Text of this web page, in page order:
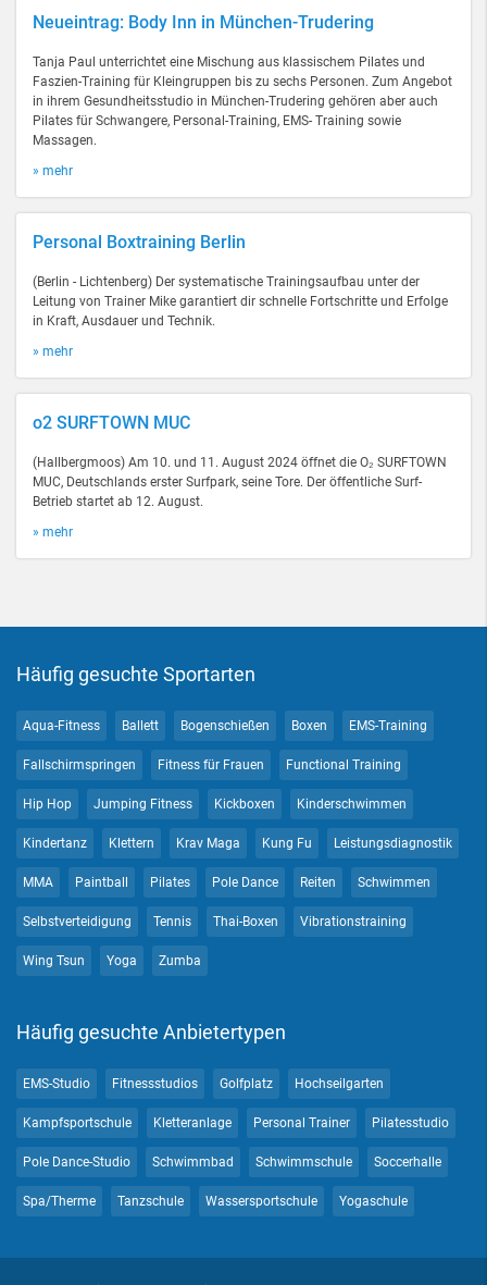
Neueintrag: Body Inn in München-Trudering
Tanja Paul unterrichtet eine Mischung aus klassischem Pilates und
Faszien-Training für Kleingruppen bis zu sechs Personen. Zum Angebot
in ihrem Gesundheitsstudio in München-Trudering gehören aber auch
Pilates für Schwangere, Personal-Training, EMS- Training sowie
Massagen.
» mehr
Personal Boxtraining Berlin
(Berlin - Lichtenberg) Der systematische Trainingsaufbau unter der
Leitung von Trainer Mike garantiert dir schnelle Fortschritte und Erfolge
in Kraft, Ausdauer und Technik.
» mehr
o2 SURFTOWN MUC
(Hallbergmoos) Am 10. und 11. August 2024 öffnet die O₂ SURFTOWN
MUC, Deutschlands erster Surfpark, seine Tore. Der öffentliche Surf-
Betrieb startet ab 12. August.
» mehr
Häufig gesuchte Sportarten
Aqua-Fitness Ballett Bogenschießen Boxen EMS-Training
Fallschirmspringen Fitness für Frauen Functional Training
Hip Hop Jumping Fitness Kickboxen Kinderschwimmen
Kindertanz Klettern Krav Maga Kung Fu Leistungsdiagnostik
MMA Paintball Pilates Pole Dance Reiten Schwimmen
Selbstverteidigung Tennis Thai-Boxen Vibrationstraining
Wing Tsun Yoga Zumba
Häufig gesuchte Anbietertypen
EMS-Studio Fitnessstudios Golfplatz Hochseilgarten
Kampfsportschule Kletteranlage Personal Trainer Pilatesstudio
Pole Dance-Studio Schwimmbad Schwimmschule Soccerhalle
Spa/Therme Tanzschule Wassersportschule Yogaschule